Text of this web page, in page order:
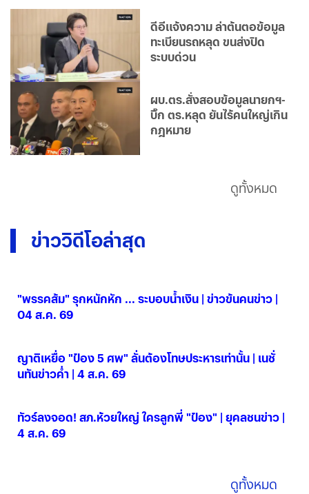
ดีอีแจ้งความ ล่าต้นตอข้อมูล
ทะเบียนรถหลุด ขนส่งปิด
ระบบด่วน
ผบ.ตร.สั่งสอบข้อมูลนายกฯ-
บิ๊ก ตร.หลุด ยันไร้คนใหญ่เกิน
กฎหมาย
ดูทั้งหมด
ข่าววิดีโอล่าสุด
"พรรคส้ม" รุกหนักหัก ... ระบอบน้ำเงิน | ข่าวข้นคนข่าว |
04 ส.ค. 69
ญาติเหยื่อ "ป๋อง 5 ศพ" ลั่นต้องโทษประหารเท่านั้น | เนชั่
นทันข่าวค่ำ | 4 ส.ค. 69
ทัวร์ลงจอด! สภ.ห้วยใหญ่ ใครลูกพี่ "ป๋อง" | ยุคลชนข่าว |
4 ส.ค. 69
ดูทั้งหมด